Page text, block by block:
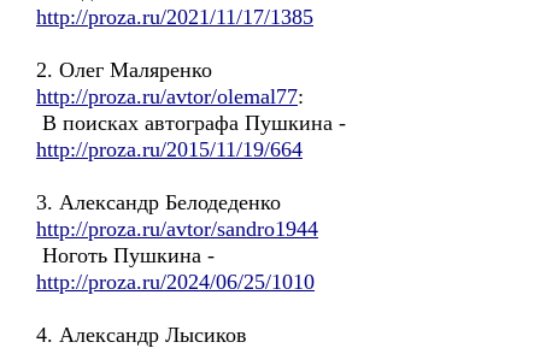
http://proza.ru/2021/11/17/1385
2. Олег Маляренко
http://proza.ru/avtor/olemal77:
В поисках автографа Пушкина -
http://proza.ru/2015/11/19/664
3. Александр Белодеденко
http://proza.ru/avtor/sandro1944
Ноготь Пушкина -
http://proza.ru/2024/06/25/1010
4. Александр Лысиков